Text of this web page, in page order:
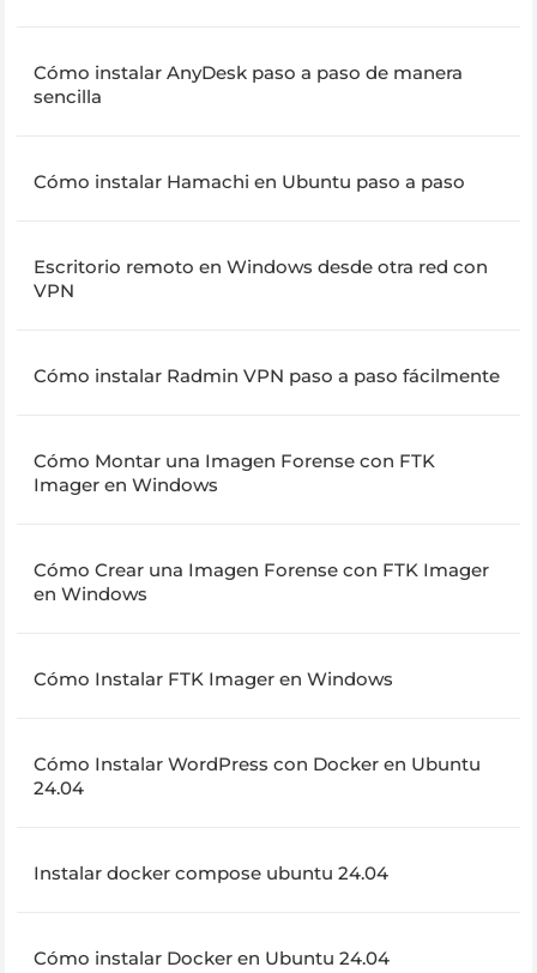
Cómo instalar AnyDesk paso a paso de manera
sencilla
Cómo instalar Hamachi en Ubuntu paso a paso
Escritorio remoto en Windows desde otra red con
VPN
Cómo instalar Radmin VPN paso a paso fácilmente
Cómo Montar una Imagen Forense con FTK
Imager en Windows
Cómo Crear una Imagen Forense con FTK Imager
en Windows
Cómo Instalar FTK Imager en Windows
Cómo Instalar WordPress con Docker en Ubuntu
24.04
Instalar docker compose ubuntu 24.04
Cómo instalar Docker en Ubuntu 24.04